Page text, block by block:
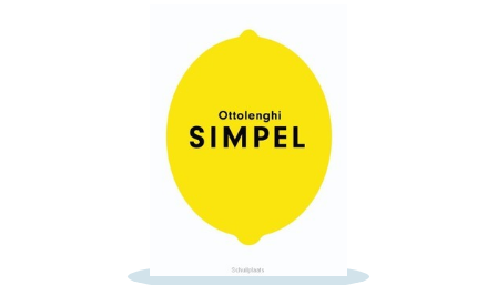
Schrijf hieronder je review!